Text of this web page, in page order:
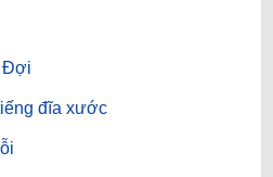
Đợi
đĩa xước